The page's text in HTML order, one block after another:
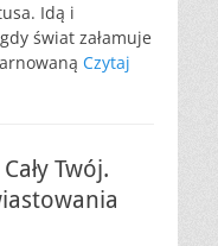
Idą i
świat załamuje
Czytaj
Twój.